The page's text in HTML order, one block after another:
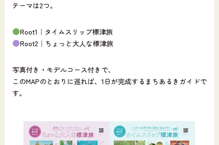
テーマは2つ。
Root1｜タイムスリップ標津旅
Root2｜ちょっと大人な標津旅
写真付き・モデルコース付きで、
このMAPのとおりに巡れば、1日が完成するまちあるきガイドで
す。